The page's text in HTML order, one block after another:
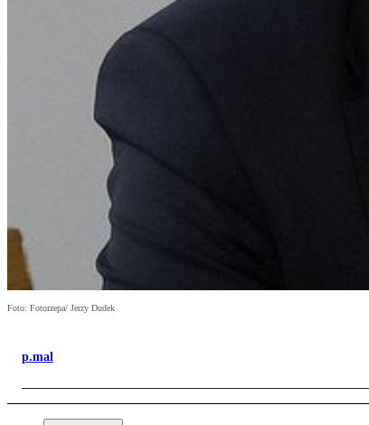
Foto: Fotorzepa/ Jerzy Dudek
p.mal